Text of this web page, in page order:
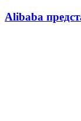
Alibaba